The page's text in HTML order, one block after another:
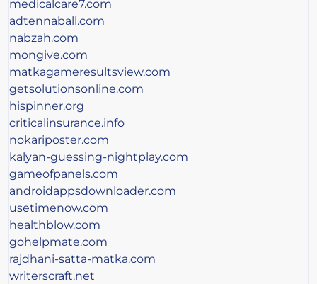
medicalcare7.com
adtennaball.com
nabzah.com
mongive.com
matkagameresultsview.com
getsolutionsonline.com
hispinner.org
criticalinsurance.info
nokariposter.com
kalyan-guessing-nightplay.com
gameofpanels.com
androidappsdownloader.com
usetimenow.com
healthblow.com
gohelpmate.com
rajdhani-satta-matka.com
writerscraft.net